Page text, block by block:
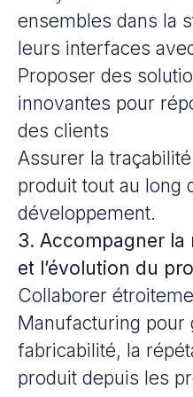
ensembles dans la
leurs interfaces
Proposer des
innovantes pour
des clients
Assurer la
produit tout au long
développement.
3. Accompagner
et l’évolution du
Collaborer
Manufacturing pour
fabricabilité, la
produit depuis les